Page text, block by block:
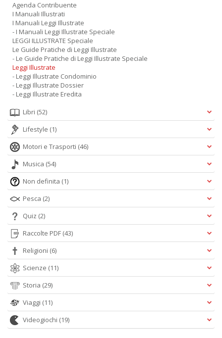
Agenda Contribuente
I Manuali Illustrati
I Manuali Leggi Illustrate
- I Manuali Leggi Illustrate Speciale
LEGGI ILLUSTRATE Speciale
Le Guide Pratiche di Leggi Illustrate
- Le Guide Pratiche di Leggi Illustrate Speciale
Leggi Illustrate
- Leggi Illustrate Condominio
- Leggi Illustrate Dossier
- Leggi Illustrate Eredita
Libri (52)
Lifestyle (1)
Motori e Trasporti (46)
Musica (54)
Non definita (1)
Pesca (2)
Quiz (2)
Raccolte PDF (43)
Religioni (6)
Scienze (11)
Storia (29)
Viaggi (11)
Videogiochi (19)